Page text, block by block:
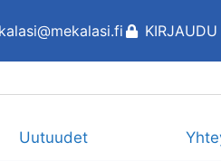
KIRJAUDU
Uutuudet